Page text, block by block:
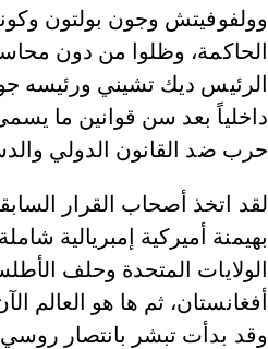
وولفوفيتش وجون بولتون
الحاكمة، وظلوا من دون
الرئيس ديك تشيني ورئيسه
داخلياً بعد سن قوانين ما
حرب ضد القانون الدولي
لقد اتخذ أصحاب القرار
بهيمنة أميركية إمبريالية
الولايات المتحدة وحلف
أفغانستان، ثم ها هو العالم
وقد بدأت تبشر بانتصار